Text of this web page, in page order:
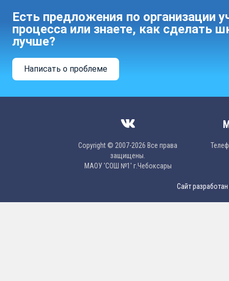
Есть предложения по организации
процесса или знаете, как сделать
лучше?
Написать о проблеме
Copyright © 2007-2026 Все права
защищены.
МAОУ 'CОШ №1' г.Чебоксары
Сайт